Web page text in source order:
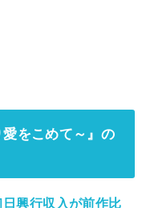
をこめて～』の
興行収入が前作比